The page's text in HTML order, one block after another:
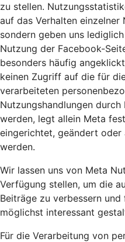
zu stellen.
auf das Verhalten einzelner
sondern geben uns
Nutzung der Facebook-
besonders häufig
keinen Zugriff auf die für
verarbeiteten
Nutzungshandlungen
werden, legt allein Meta
eingerichtet, geändert oder
werden.
Wir lassen uns von Meta
Verfügung stellen, um die
Beiträge zu verbessern
möglichst interessant
Für die Verarbeitung von